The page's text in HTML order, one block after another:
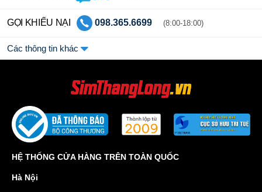
GỌI KHIẾU NẠI 098.365.6699 (8:00-18:00)
Các thông tin khác
HỆ THỐNG CỬA HÀNG TRÊN TOÀN QUỐC
Hà Nội